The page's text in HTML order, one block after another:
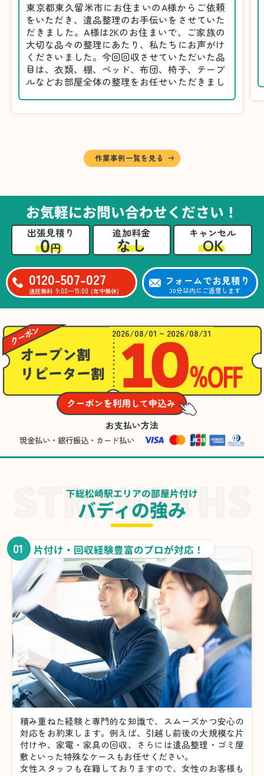
東京都東久留米市にお住まいのA様からご依頼
をいただき、遺品整理のお手伝いをさせていた
だきました。A様は2Kのお住まいで、ご家族の
大切な品々の整理にあたり、私たちにお声がけ
くださいました。今回回収させていただいた品
目は、衣類、棚、ベッド、布団、椅子、テーブ
ルなどお部屋全体の整理をお任せいただきまし
に仕分けしました。
A様から「手際よく進めてくれて助かりまし
るのは難しかったと思います」との温かいお言
葉をいただきました。遺品整理という心の負担
が大きい作業において、少しでもA様の力にな
れたことをスタッフ一同嬉しく思います。
作業事例一覧を見る
お気軽にお問い合わせください！
出張見積り
0円
追加料金
なし
キャンセル
OK
0120-507-027
通話無料 9:00〜19:00 (年中無休)
フォームでお見積り
30分以内にご返信します
2026/08/01 ~ 2026/08/31
お支払い方法
現金払い・銀行振込・カード払い
下総松崎駅エリアの部屋片付け
バディの強み
01 片付け・回収経験豊富のプロが対応！
積み重ねた経験と専門的な知識で、スムーズかつ安心の
対応をお約束します。例えば、引越し前後の大規模な片
付けや、家電・家具の回収、さらには遺品整理・ゴミ屋
敷といった特殊なケースもお任せください。
女性スタッフも在籍しておりますので、女性のお客様も